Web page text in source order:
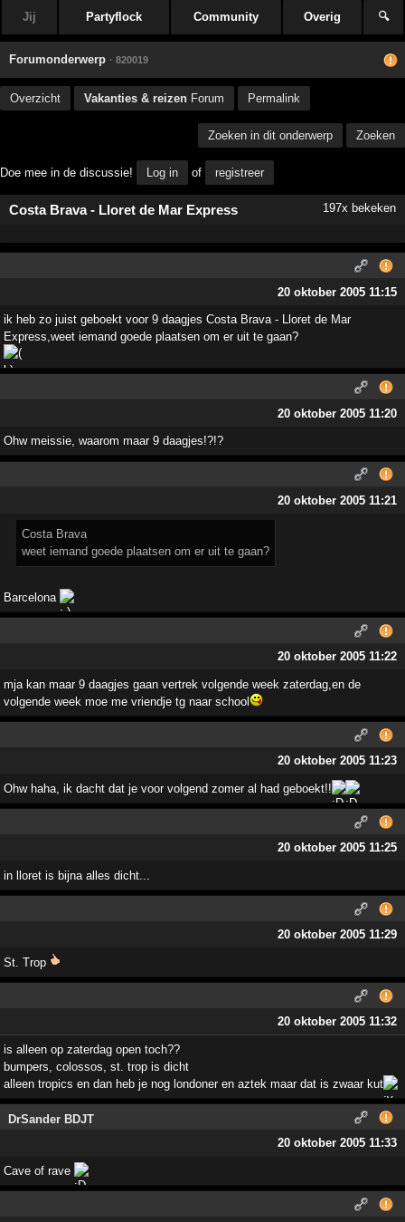
Jij Partyflock Community Overig 🔍
Forumonderwerp · 820019
Overzicht Vakanties & reizen Forum Permalink
Zoeken in dit onderwerp Zoeken
Doe mee in de discussie! Log in of registreer
Costa Brava - Lloret de Mar Express 197x bekeken
20 oktober 2005 11:15
ik heb zo juist geboekt voor 9 daagjes Costa Brava - Lloret de Mar
Express,weet iemand goede plaatsen om er uit te gaan?
20 oktober 2005 11:20
Ohw meissie, waarom maar 9 daagjes!?!?
20 oktober 2005 11:21
Costa Brava
weet iemand goede plaatsen om er uit te gaan?
Barcelona
20 oktober 2005 11:22
mja kan maar 9 daagjes gaan vertrek volgende week zaterdag,en de
volgende week moe me vriendje tg naar school
20 oktober 2005 11:23
Ohw haha, ik dacht dat je voor volgend zomer al had geboekt!!
20 oktober 2005 11:25
in lloret is bijna alles dicht...
20 oktober 2005 11:29
St. Trop
20 oktober 2005 11:32
is alleen op zaterdag open toch??
bumpers, colossos, st. trop is dicht
alleen tropics en dan heb je nog londoner en aztek maar dat is zwaar kut
DrSander BDJT
20 oktober 2005 11:33
Cave of rave